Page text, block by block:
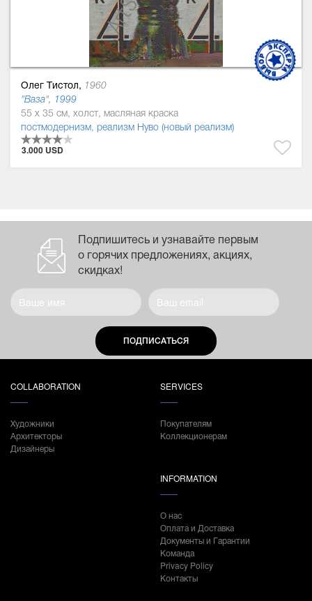
Олег Тистол, 1960
"Ваза", 1999
55 x 35 см, холст, масляная краска
постмодернизм, реализм Нуво (новый реализм)
3.000 USD
Подпишитесь и узнавайте первым
о горячих предложениях, акциях,
скидках!
ПОДПИСАТЬСЯ
COLLABORATION
Художники
Архитекторы
Дизайнеры
SERVICES
Покупателям
Коллекционерам
INFORMATION
О нас
Оплата и Доставка
Документы и Гарантии
Команда
Privacy Policy
Контакты